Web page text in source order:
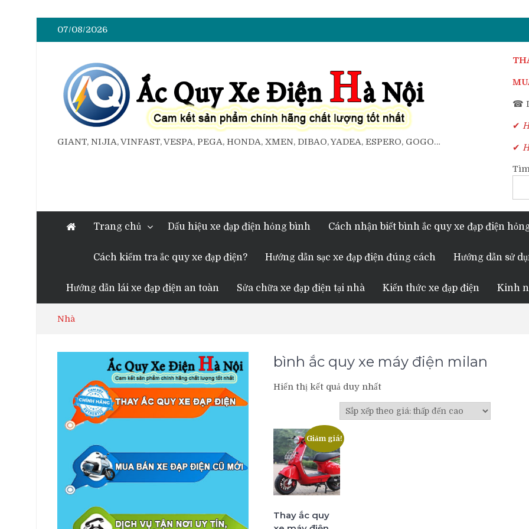
07/08/2026
GIANT, NIJIA, VINFAST, VESPA, PEGA, HONDA, XMEN, DIBAO, YADEA, ESPERO, GOGO…
☎
✔
✔
Trang chủ Dấu hiệu xe đạp điện hỏng bình Cách nhận biết bình ắc quy xe đạp điện
Cách kiểm tra ắc quy xe đạp điện? Hướng dẫn sạc xe đạp điện đúng cách Hướng dẫn sử
Hướng dẫn lái xe đạp điện an toàn Sửa chữa xe đạp điện tại nhà Kiến thức xe đạp điện Kinh
Nhà
bình ắc quy xe máy điện milan
Hiển thị kết quả duy nhất
Giảm giá!
Thay ắc quy